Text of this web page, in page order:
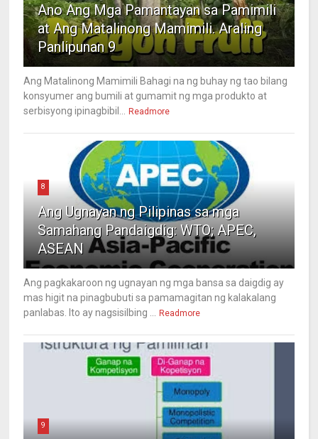
Ano Ang Mga Pamantayan sa Pamimili
at Ang Matalinong Mamimili. Araling
Panlipunan 9
Ang Matalinong Mamimili Bahagi na ng buhay ng tao bilang
konsyumer ang bumili at gumamit ng mga produkto at
serbisyong ipinagbibil...
Readmore
8
Ang Ugnayan ng Pilipinas sa mga
Samahang Pandaigdig: WTO; APEC,
ASEAN
Ang pagkakaroon ng ugnayan ng mga bansa sa daigdig ay
mas higit na pinagbubuti sa pamamagitan ng kalakalang
panlabas. Ito ay nagsisilbing ...
Readmore
9